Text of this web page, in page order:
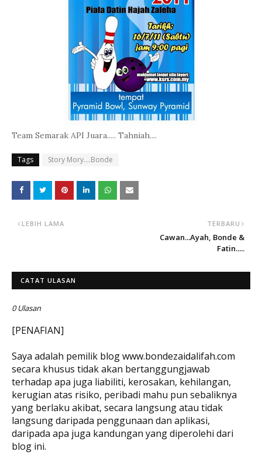
Team Semarak API Juara..... Tahniah....
Tags Story Mory....Bonde
TERBARU
Cawan...Ayah, Bonde &
Fatin.....
LEBIH LAMA
CATAT ULASAN
0 Ulasan
[PENAFIAN]
Saya adalah pemilik blog www.bondezaidalifah.com
secara khusus tidak akan bertanggungjawab
terhadap apa juga liabiliti, kerosakan, kehilangan,
kerugian atas risiko, peribadi mahu pun sebaliknya
yang berlaku akibat, secara langsung atau tidak
langsung daripada penggunaan dan aplikasi,
daripada apa juga kandungan yang diperolehi dari
blog ini.